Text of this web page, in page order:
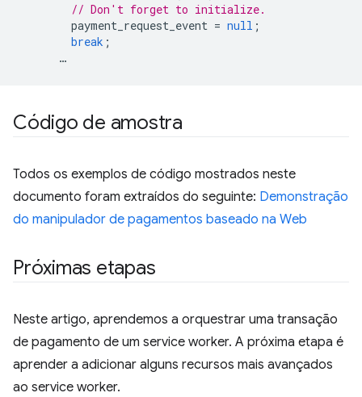
// Don't forget to initialize.
payment_request_event = null ;
break ;
…
Código de amostra
Todos os exemplos de código mostrados neste
documento foram extraídos do seguinte: Demonstração
do manipulador de pagamentos baseado na Web
Próximas etapas
Neste artigo, aprendemos a orquestrar uma transação
de pagamento de um service worker. A próxima etapa é
aprender a adicionar alguns recursos mais avançados
ao service worker.